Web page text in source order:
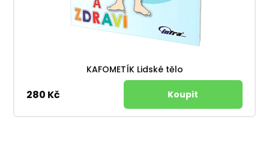
KAFOMETÍK Lidské tělo
280 Kč